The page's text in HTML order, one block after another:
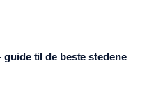
guide til de beste stedene